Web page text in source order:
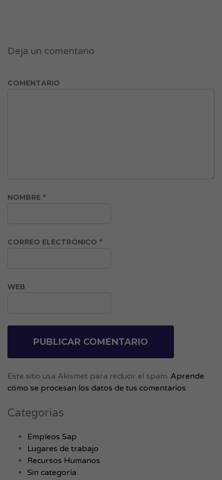
Deja un comentario
COMENTARIO
NOMBRE *
CORREO ELECTRÓNICO *
WEB
Este sitio usa Akismet para reducir el spam. Aprende
cómo se procesan los datos de tus comentarios.
Categorías
Empleos Sap
Lugares de trabajo
Recursos Humanos
Sin categoría